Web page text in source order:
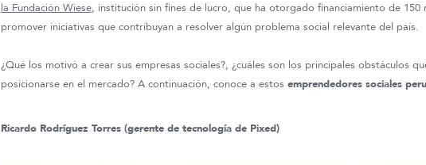
la Fundación Wiese, institución sin fines de lucro, que ha otorgado financiamiento de 150
promover iniciativas que contribuyan a resolver algún problema social relevante del país.
¿Qué los motivó a crear sus empresas sociales?, ¿cuáles son los principales obstáculos
posicionarse en el mercado? A continuación, conoce a estos emprendedores sociales
Ricardo Rodríguez Torres (gerente de tecnología de Pixed)